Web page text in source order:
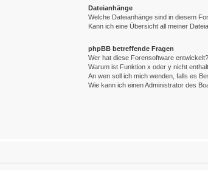
Dateianhänge
Welche Dateianhänge sind in diesem
Kann ich eine Übersicht all meiner
phpBB betreffende Fragen
Wer hat diese Forensoftware entwickelt?
Warum ist Funktion x oder y nicht
An wen soll ich mich wenden, falls es
Wie kann ich einen Administrator des